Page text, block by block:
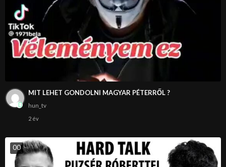
MIT LEHET GONDOLNI MAGYAR PÉTERRŐL ?
hun_tv
2 év
00